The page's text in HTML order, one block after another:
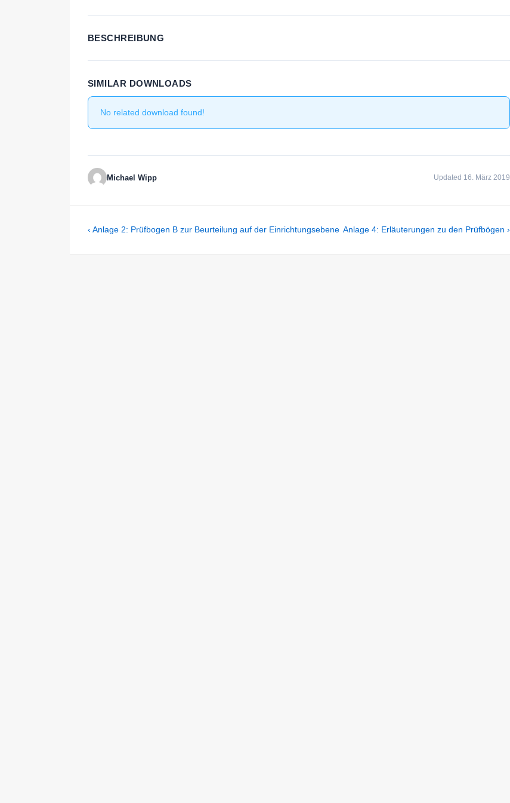
BESCHREIBUNG
SIMILAR DOWNLOADS
No related download found!
Michael Wipp Updated 16. März 2019
Beitragsnavigation
Previous
‹ Anlage 2: Prüfbogen B zur Beurteilung auf der Einrichtungsebene Next
Anlage 4: Erläuterungen zu den Prüfbögen ›